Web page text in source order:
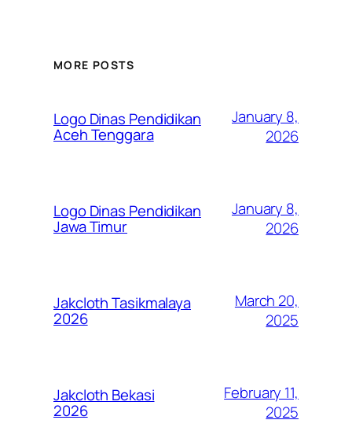
MORE POSTS
Logo Dinas Pendidikan
Aceh Tenggara
January 8,
2026
Logo Dinas Pendidikan
Jawa Timur
January 8,
2026
Jakcloth Tasikmalaya
2026
March 20,
2025
Jakcloth Bekasi
2026
February 11,
2025